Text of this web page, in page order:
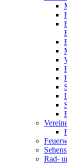
Rad-